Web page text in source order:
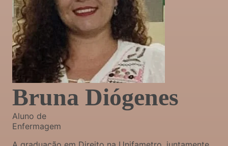
Bruna Diógenes
Aluno de
Enfermagem